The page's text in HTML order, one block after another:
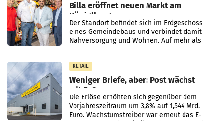
Billa eröffnet neuen Markt am
Küniglberg
Der Standort befindet sich im Erdgeschoss
eines Gemeindebaus und verbindet damit
Nahversorgung und Wohnen. Auf mehr als
RETAIL
Weniger Briefe, aber: Post wächst
mit E-Commerce
Die Erlöse erhöhten sich gegenüber dem
Vorjahreszeitraum um 3,8% auf 1,544 Mrd.
Euro. Wachstumstreiber war erneut das E-